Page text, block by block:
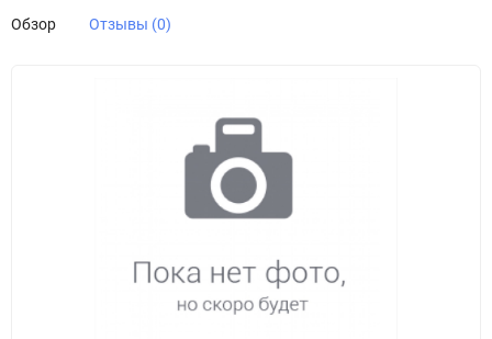
Обзор Отзывы (0)